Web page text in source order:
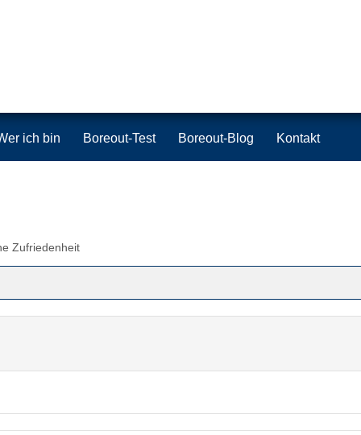
ich bin Boreout-Test Boreout-Blog Kontakt
Zufriedenheit